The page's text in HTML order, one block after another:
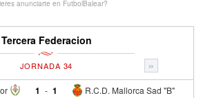
anunciarte en FutbolBalear?
Tercera Federacion
»
JORNADA 34
1 - R.C.D. Mallorca Sad "B"
1